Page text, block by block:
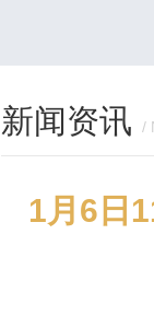
新闻资讯 /
1月6日